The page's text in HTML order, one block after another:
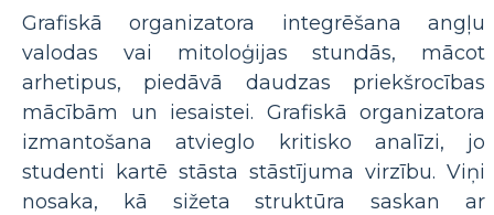
Grafiskā organizatora integrēšana angļu
valodas vai mitoloģijas stundās, mācot
arhetipus, piedāvā daudzas priekšrocības
mācībām un iesaistei. Grafiskā organizatora
izmantošana atvieglo kritisko analīzi, jo
studenti kartē stāsta stāstījuma virzību. Viņi
nosaka, kā sižeta struktūra saskan ar